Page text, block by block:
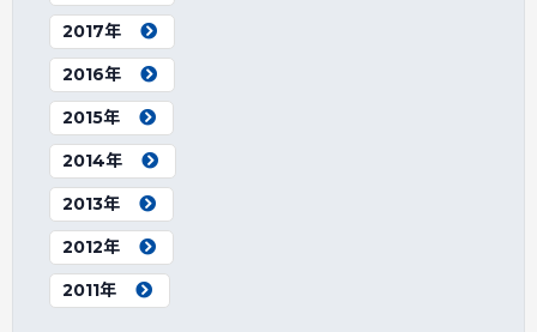
2017年
2016年
2015年
2014年
2013年
2012年
2011年